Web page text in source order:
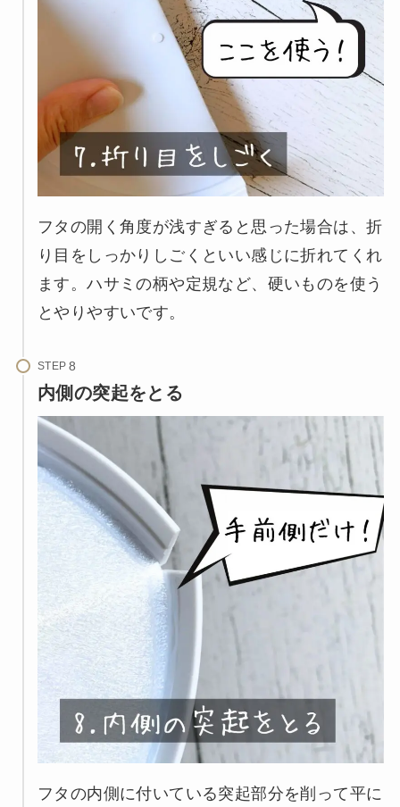
フタの開く角度が浅すぎると思った場合は、折
り目をしっかりしごくといい感じに折れてくれ
ます。ハサミの柄や定規など、硬いものを使う
とやりやすいです。
STEP
内側の突起をとる
フタの内側に付いている突起部分を削って平に